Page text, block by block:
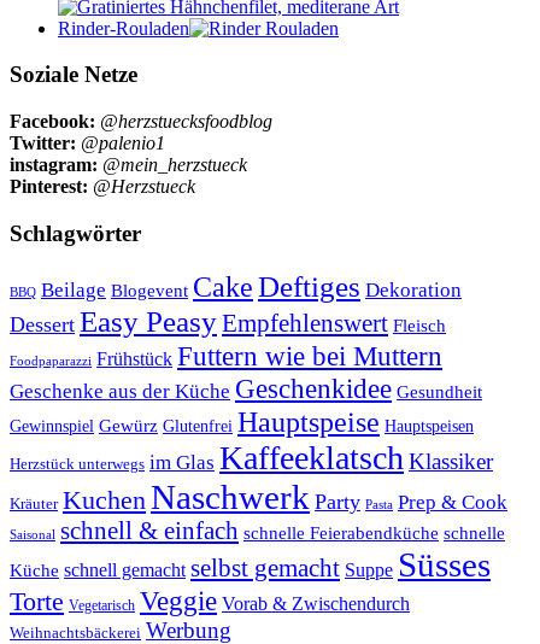
Rinder-Rouladen
Soziale Netze
Facebook: @herzstuecksfoodblog
Twitter: @palenio1
instagram: @mein_herzstueck
Pinterest: @Herzstueck
Schlagwörter
BBQ Beilage Blogevent CakeDeftiges Dekoration
Dessert Easy PeasyEmpfehlenswert Fleisch
Foodpaparazzi Frühstück Futtern wie bei Muttern
Geschenke aus der Küche Geschenkidee Gesundheit
Gewinnspiel Gewürz Glutenfrei Hauptspeise Hauptspeisen
Herzstück unterwegs im Glas Kaffeeklatsch Klassiker
Kräuter Kuchen Naschwerk Party Pasta Prep & Cook
Saisonal schnell & einfach schnelle Feierabendküche schnelle
Küche schnell gemacht selbst gemacht Suppe Süsses
Torte Vegetarisch Veggie Vorab & Zwischendurch
Weihnachtsbäckerei Werbung